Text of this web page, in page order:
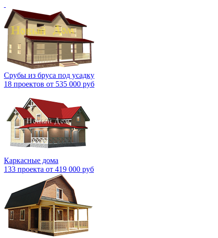
Срубы из бруса под усадку
18 проектов от 535 000 руб
Каркасные дома
133 проекта от 419 000 руб